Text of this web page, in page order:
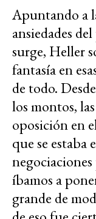
Apuntando a
ansiedades
surge, Heller
fantasía en
de todo.
los montos,
oposición en
que se estaba
íbamos a
grande de